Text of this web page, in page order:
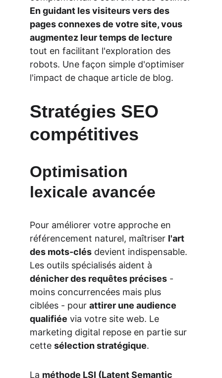
En guidant les visiteurs vers des
pages connexes de votre site, vous
augmentez leur temps de lecture
tout en facilitant l'exploration des
robots. Une façon simple d'optimiser
l'impact de chaque article de blog.
Stratégies SEO
compétitives
Optimisation
lexicale avancée
Pour améliorer votre approche en
référencement naturel, maîtriser l'art
des mots-clés devient indispensable.
Les outils spécialisés aident à
dénicher des requêtes précises -
moins concurrencées mais plus
ciblées - pour attirer une audience
qualifiée via votre site web. Le
marketing digital repose en partie sur
cette sélection stratégique.
La méthode LSI (Latent Semantic